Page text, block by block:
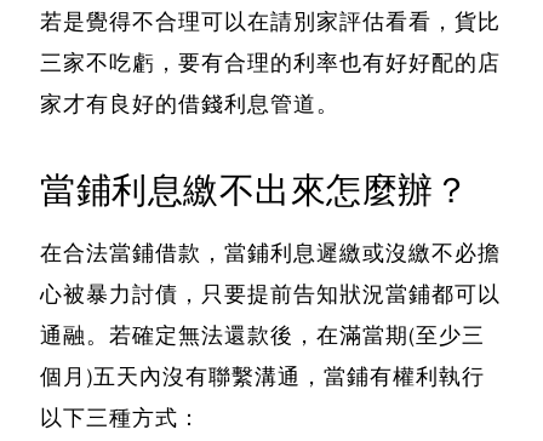
若是覺得不合理可以在請別家評估看看，貨比
三家不吃虧，要有合理的利率也有好好配的店
家才有良好的借錢利息管道。
當鋪利息繳不出來怎麼辦？
在合法當鋪借款，當鋪利息遲繳或沒繳不必擔
心被暴力討債，只要提前告知狀況當鋪都可以
通融。若確定無法還款後，在滿當期(至少三
個月)五天內沒有聯繫溝通，當鋪有權利執行
以下三種方式：